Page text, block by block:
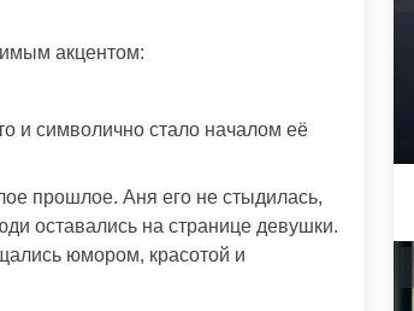
акцентом:
и символично стало началом её
прошлое. Аня его не стыдилась,
оставались на странице девушки.
юмором, красотой и